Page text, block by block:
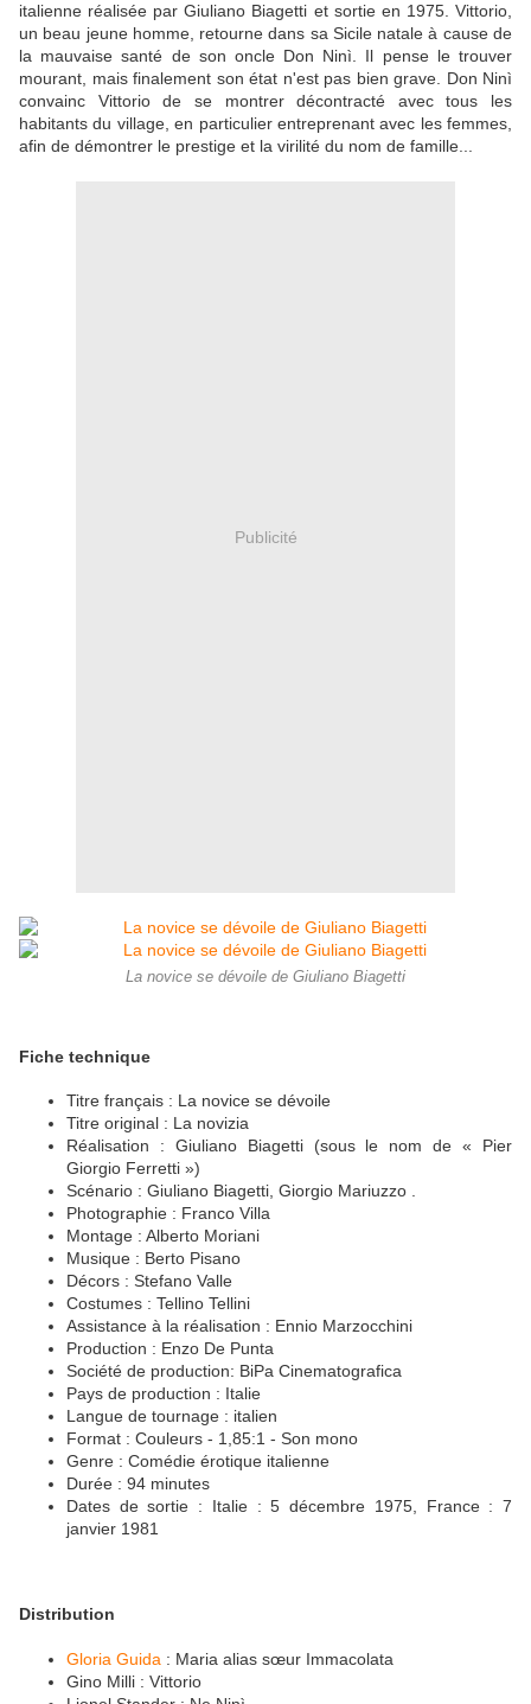
italienne réalisée par Giuliano Biagetti et sortie en 1975. Vittorio,
un beau jeune homme, retourne dans sa Sicile natale à cause de
la mauvaise santé de son oncle Don Ninì. Il pense le trouver
mourant, mais finalement son état n'est pas bien grave. Don Ninì
convainc Vittorio de se montrer décontracté avec tous les
habitants du village, en particulier entreprenant avec les femmes,
afin de démontrer le prestige et la virilité du nom de famille...
Publicité
La novice se dévoile de Giuliano Biagetti
Fiche technique
Titre français : La novice se dévoile
Titre original : La novizia
Réalisation : Giuliano Biagetti (sous le nom de « Pier
Giorgio Ferretti »)
Scénario : Giuliano Biagetti, Giorgio Mariuzzo .
Photographie : Franco Villa
Montage : Alberto Moriani
Musique : Berto Pisano
Décors : Stefano Valle
Costumes : Tellino Tellini
Assistance à la réalisation : Ennio Marzocchini
Production : Enzo De Punta
Société de production: BiPa Cinematografica
Pays de production : Italie
Langue de tournage : italien
Format : Couleurs - 1,85:1 - Son mono
Genre : Comédie érotique italienne
Durée : 94 minutes
Dates de sortie : Italie : 5 décembre 1975, France : 7
janvier 1981
Distribution
Gloria Guida : Maria alias sœur Immacolata
Gino Milli : Vittorio